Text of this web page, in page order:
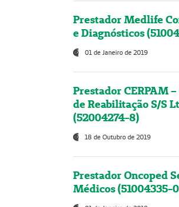
Prestador Medlife
e Diagnósticos
01 de Janeiro de 2019
Prestador CERPAM
de Reabilitação S/S
(52004274-8)
18 de Outubro de 2019
Prestador Oncoped
Médicos (51004335-